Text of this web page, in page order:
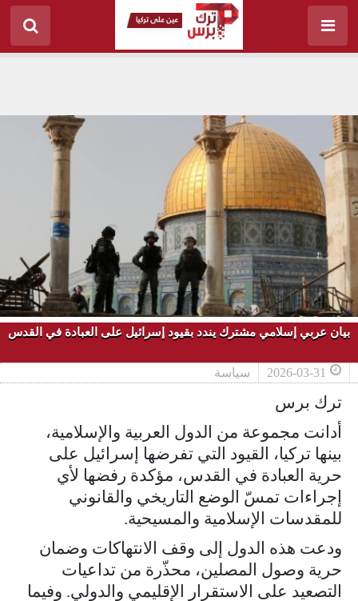
بيان عربي إسلامي مشترك يندد بقيود إسرائيل على العبادة في القدس
2026-03-31 سياسة
ترك برس
أدانت مجموعة من الدول العربية والإسلامية،
بينها تركيا، القيود التي تفرضها إسرائيل على
حرية العبادة في القدس، مؤكدة رفضها لأي
إجراءات تمسّ الوضع التاريخي والقانوني
للمقدسات الإسلامية والمسيحية.
ودعت هذه الدول إلى وقف الانتهاكات وضمان
حرية وصول المصلين، محذّرة من تداعيات
التصعيد على الاستقرار الإقليمي والدولي. وفيما